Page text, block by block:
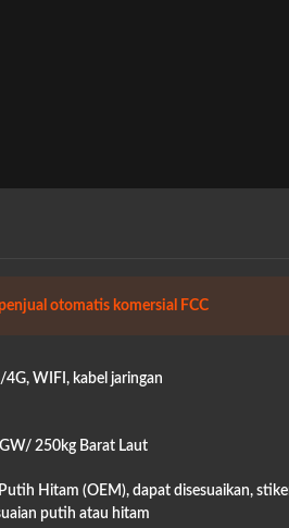
otomatis komersial FCC
WIFI, kabel jaringan
250kg Barat Laut
Hitam (OEM), dapat disesuaikan,
putih atau hitam